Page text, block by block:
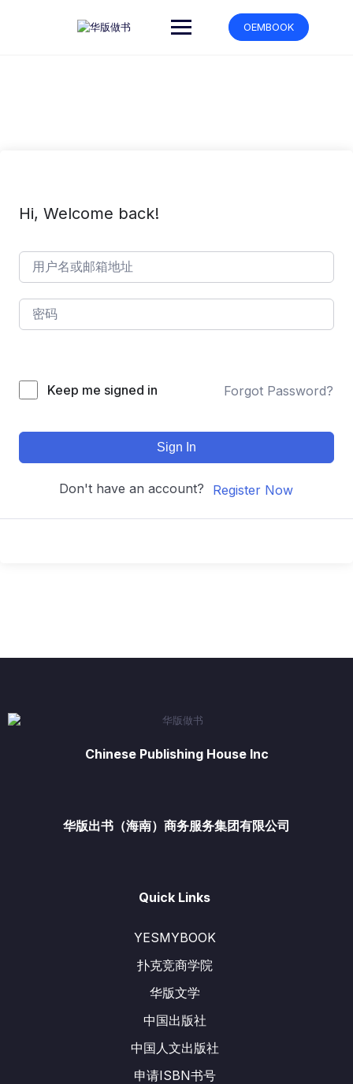
OEMBOOK
Hi, Welcome back!
Keep me signed in Forgot Password?
Sign In
Don't have an account? Register Now
Chinese Publishing House Inc
华版出书（海南）商务服务集团有限公司
Quick Links
YESMYBOOK
扑克竞商学院
华版文学
中国出版社
中国人文出版社
申请ISBN书号